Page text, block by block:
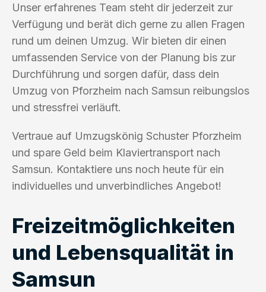
Unser erfahrenes Team steht dir jederzeit zur
Verfügung und berät dich gerne zu allen Fragen
rund um deinen Umzug. Wir bieten dir einen
umfassenden Service von der Planung bis zur
Durchführung und sorgen dafür, dass dein
Umzug von Pforzheim nach Samsun reibungslos
und stressfrei verläuft.
Vertraue auf Umzugskönig Schuster Pforzheim
und spare Geld beim Klaviertransport nach
Samsun. Kontaktiere uns noch heute für ein
individuelles und unverbindliches Angebot!
Freizeitmöglichkeiten
und Lebensqualität in
Samsun